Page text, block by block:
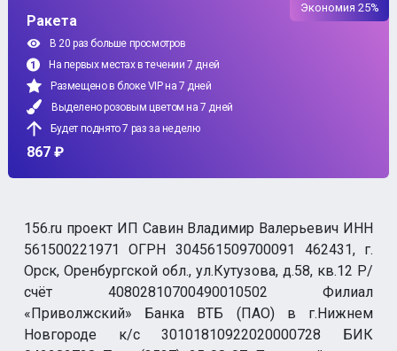
Ракета
В 20 раз больше просмотров
На первых местах в течении 7 дней
Размещено в блоке VIP на 7 дней
Выделено розовым цветом на 7 дней
Будет поднято 7 раз за неделю
867 ₽
Экономия 25%
156.ru проект ИП Савин Владимир Валерьевич ИНН
561500221971 ОГРН 304561509700091 462431, г.
Орск, Оренбургской обл., ул.Кутузова, д.58, кв.12 Р/
счёт 40802810700490010502 Филиал
«Приволжский» Банка ВТБ (ПАО) в г.Нижнем
Новгороде к/с 30101810922020000728 БИК